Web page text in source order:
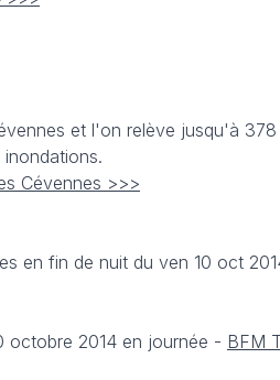
et l'on relève jusqu'à 378
Cévennes >>>
en fin de nuit du ven 10 oct
octobre 2014 en journée - BFM